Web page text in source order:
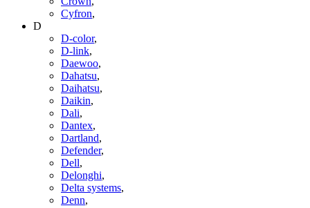
Cyfron,
D
D-color,
D-link,
Daewoo,
Dahatsu,
Daihatsu,
Daikin,
Dali,
Dantex,
Dartland,
Defender,
Dell,
Delonghi,
Delta systems,
Denn,